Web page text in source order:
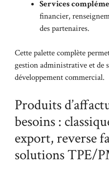
Services
financier,
des partenaires.
Cette palette complète
gestion administrative et de
développement commercial.
Produits
besoins :
export, reverse
solutions TPE/